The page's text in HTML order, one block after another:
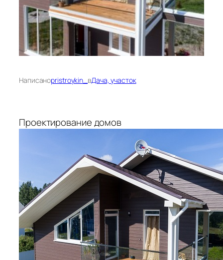
Написаноpristroykin_ вДача, участок
Проектирование домов